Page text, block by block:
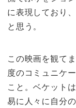
に表現しており
と思う。
この映画を観て
度のコミュニケ
こと。ベケット
易に人々に自分